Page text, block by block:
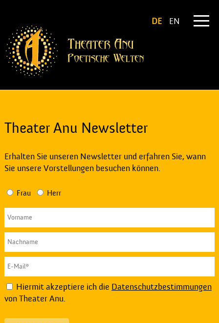
DE EN
Theater Anu Newsletter
Erhalten Sie unseren Newsletter und erfahren Sie, wann
Sie unsere Vorstellungen besuchen können.
Frau Herr
Hiermit akzeptiere ich die Datenschutzbestimmungen
von Theater Anu.